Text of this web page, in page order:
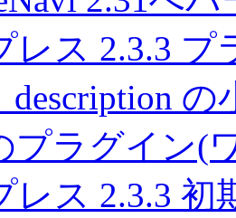
レス 2.3.3 プ
プラグイン(
レス 2.3.3